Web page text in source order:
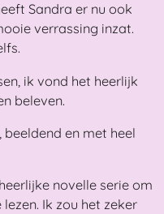
Sandra er nu ook
verrassing inzat.
ik vond het heerlijk
beleven.
en met heel
novelle serie om
Ik zou het zeker